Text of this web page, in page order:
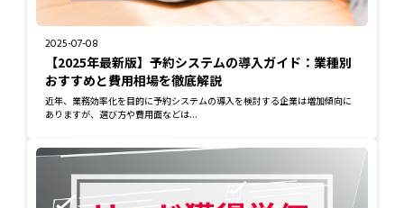
2025-07-08
【2025年最新版】予約システムの導入ガイド：業種別
おすすめと費用相場を徹底解説
近年、業務効率化を目的に予約システムの導入を検討する企業は増加傾向に
ありますが、選び方や費用面などは...